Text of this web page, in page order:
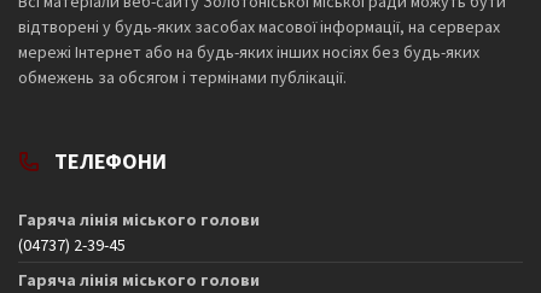
відтворені у будь-яких засобах масової інформації, на серверах
мережі Інтернет або на будь-яких інших носіях без будь-яких
обмежень за обсягом і термінами публікації.
ТЕЛЕФОНИ
Гаряча лінія міського голови
(04737) 2-39-45
Гаряча лінія міського голови